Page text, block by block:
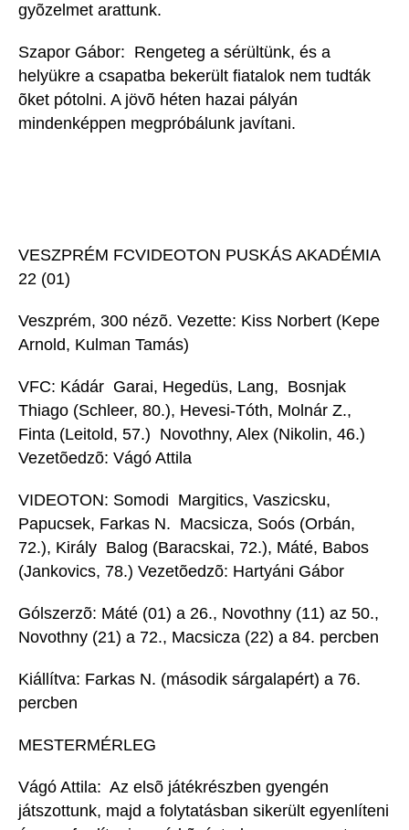
gyõzelmet arattunk.
Szapor Gábor:  Rengeteg a sérültünk, és a
helyükre a csapatba bekerült fiatalok nem tudták
õket pótolni. A jövõ héten hazai pályán
mindenképpen megpróbálunk javítani.
VESZPRÉM FCVIDEOTON PUSKÁS AKADÉMIA
22 (01)
Veszprém, 300 nézõ. Vezette: Kiss Norbert (Kepe
Arnold, Kulman Tamás)
VFC: Kádár  Garai, Hegedüs, Lang, Bosnjak 
Thiago (Schleer, 80.), Hevesi-Tóth, Molnár Z.,
Finta (Leitold, 57.)  Novothny, Alex (Nikolin, 46.)
Vezetõedzõ: Vágó Attila
VIDEOTON: Somodi  Margitics, Vaszicsku,
Papucsek, Farkas N.  Macsicza, Soós (Orbán,
72.), Király  Balog (Baracskai, 72.), Máté, Babos
(Jankovics, 78.) Vezetõedzõ: Hartyáni Gábor
Gólszerzõ: Máté (01) a 26., Novothny (11) az 50.,
Novothny (21) a 72., Macsicza (22) a 84. percben
Kiállítva: Farkas N. (második sárgalapért) a 76.
percben
MESTERMÉRLEG
Vágó Attila:  Az elsõ játékrészben gyengén
játszottunk, majd a folytatásban sikerült egyenlíteni